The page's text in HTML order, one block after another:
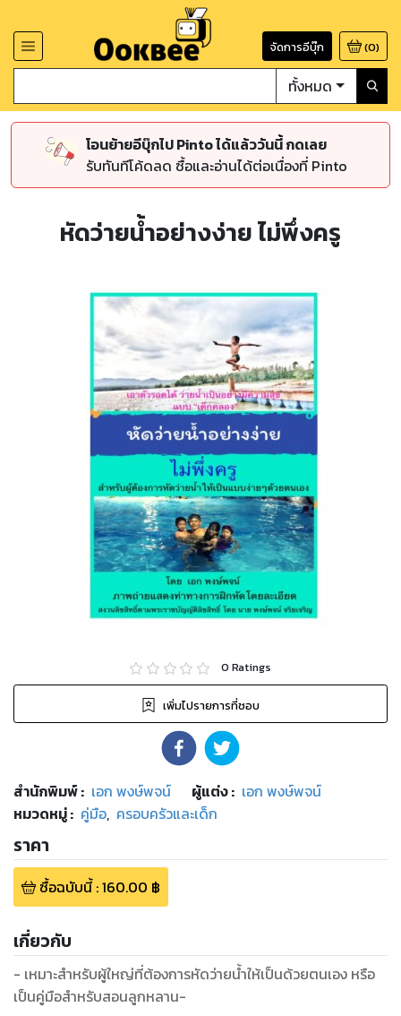
จัดการอีบุ๊ก (0)
ทั้งหมด
โอนย้ายอีบุ๊กไป Pinto ได้แล้ววันนี้ กดเลย
รับทันทีโค้ดลด ซื้อและอ่านได้ต่อเนื่องที่ Pinto
หัดว่ายน้ำอย่างง่าย ไม่พึ่งครู
0 Ratings
เพิ่มไปรายการที่ชอบ
สำนักพิมพ์: เอก พงษ์พจน์ ผู้แต่ง : เอก พงษ์พจน์
หมวดหมู่: คู่มือ, ครอบครัวและเด็ก
ราคา
ซื้อฉบับนี้:160.00 ฿
เกี่ยวกับ
- เหมาะสำหรับผู้ใหญ่ที่ต้องการหัดว่ายน้ำให้เป็นด้วยตนเอง หรือ
เป็นคู่มือสำหรับสอนลูกหลาน-